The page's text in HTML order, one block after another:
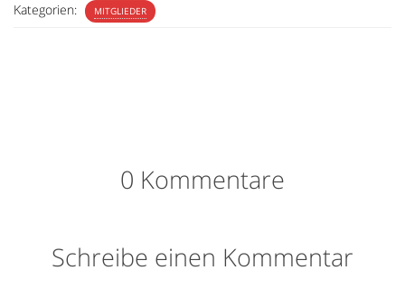
Kategorien: MITGLIEDER
0 Kommentare
Schreibe einen Kommentar